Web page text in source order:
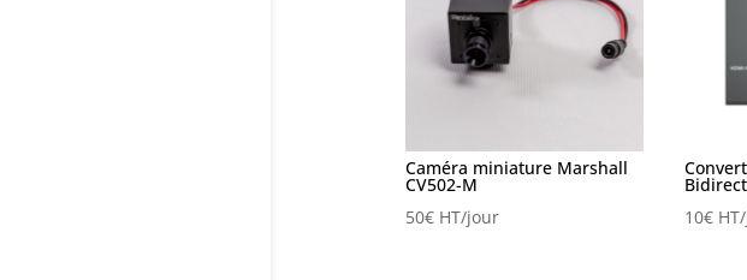
Caméra miniature Marshall
CV502-M
50€HT/jour
10€